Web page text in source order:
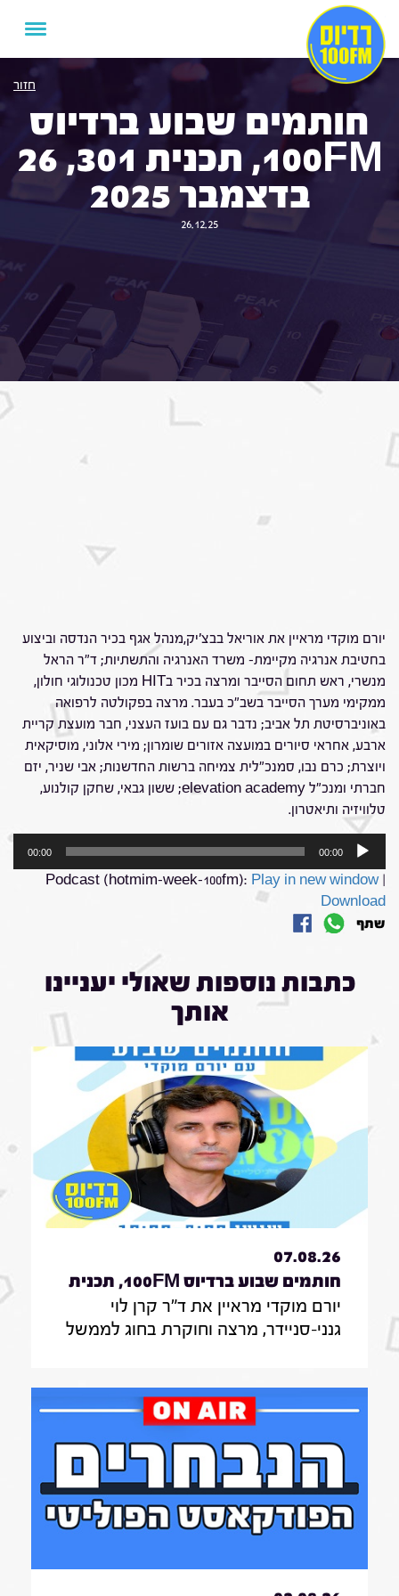
חזור
חותמים שבוע ברדיוס
100FM, תכנית 301, 26
בדצמבר 2025
26.12.25
יורם מוקדי מראיין את אוריאל בבצ'יק,מנהל אגף בכיר הנדסה וביצוע
בחטיבת אנרגיה מקיימת- משרד האנרגיה והתשתיות; ד"ר הראל
מנשרי, ראש תחום הסייבר ומרצה בכיר בHIT מכון טכנולוגי חולון,
ממקימי מערך הסייבר בשב"כ בעבר. מרצה בפקולטה לרפואה
באוניברסיטת תל אביב; נדבר גם עם בועז העצני, חבר מועצת קריית
ארבע, אחראי סיורים במועצה אזורים שומרון; מירי אלוני, מוסיקאית
ויוצרת; כרם נבו, סמנכ"לית צמיחה ברשות החדשנות; אבי שניר, יזם
חברתי ומנכ"ל elevation academy; ששון גבאי, שחקן קולנוע,
טלוויזיה ותיאטרון.
00:00
00:00
Podcast (hotmim-week-100fm): Play in new window|
Download
שתף
כתבות נוספות שאולי יעניינו
אותך
07.08.26
חותמים שבוע ברדיוס 100FM, תכנית
330, 07 באוגוסט 2026
יורם מוקדי מראיין את ד"ר קרן לוי
גנני-סניידר, מרצה וחוקרת בחוג לממשל
אי-הישארותם של אזרחים ללא חשמל
בעת איום בטחוני; לילך סיגן, חוקרת
תקשורת באונ' בר אילן, על מחקר חדש
על הדרך שבה הניו יורק טיימס דיווח על
אבדות בעזה במהלך שנתיים של מלחמה;
נדבר גם עם כרם נבו, סמנכ"לית צמיחה
ברשות החדשנות על המסלול המהיר של